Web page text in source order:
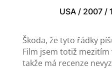
USA / 2007 /
Škoda, že tyto řádky
Film jsem totiž
takže má recenze